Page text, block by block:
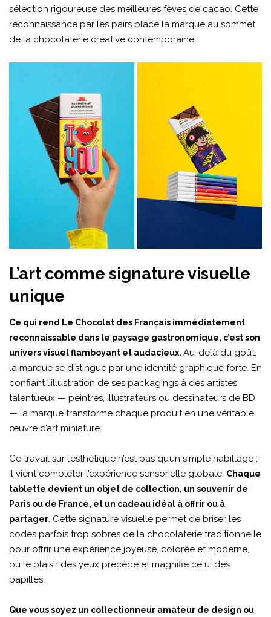
sélection rigoureuse des meilleures fèves de cacao. Cette
reconnaissance par les pairs place la marque au sommet
de la chocolaterie créative contemporaine.
L’art comme signature visuelle
unique
Ce qui rend Le Chocolat des Français immédiatement
reconnaissable dans le paysage gastronomique, c’est son
univers visuel flamboyant et audacieux. Au-delà du goût,
la marque se distingue par une identité graphique forte. En
confiant l’illustration de ses packagings à des artistes
talentueux — peintres, illustrateurs ou dessinateurs de BD
— la marque transforme chaque produit en une véritable
œuvre d’art miniature.
Ce travail sur l’esthétique n’est pas qu’un simple habillage ;
il vient compléter l’expérience sensorielle globale. Chaque
tablette devient un objet de collection, un souvenir de
Paris ou de France, et un cadeau idéal à offrir ou à
partager. Cette signature visuelle permet de briser les
codes parfois trop sobres de la chocolaterie traditionnelle
pour offrir une expérience joyeuse, colorée et moderne,
où le plaisir des yeux précède et magnifie celui des
papilles.
Que vous soyez un collectionneur amateur de design ou